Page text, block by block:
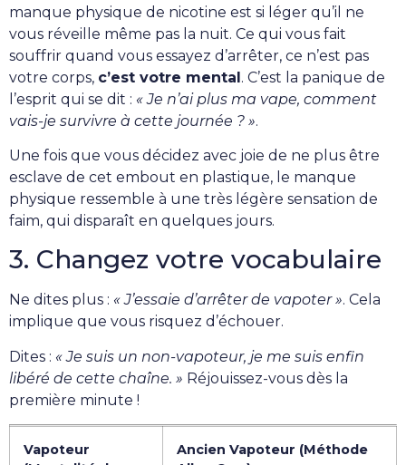
manque physique de nicotine est si léger qu’il ne
vous réveille même pas la nuit. Ce qui vous fait
souffrir quand vous essayez d’arrêter, ce n’est pas
votre corps, c’est votre mental. C’est la panique de
l’esprit qui se dit : « Je n’ai plus ma vape, comment
vais-je survivre à cette journée ? ».
Une fois que vous décidez avec joie de ne plus être
esclave de cet embout en plastique, le manque
physique ressemble à une très légère sensation de
faim, qui disparaît en quelques jours.
3. Changez votre vocabulaire
Ne dites plus : « J’essaie d’arrêter de vapoter ». Cela
implique que vous risquez d’échouer.
Dites : « Je suis un non-vapoteur, je me suis enfin
libéré de cette chaîne. » Réjouissez-vous dès la
première minute !
Vapoteur
Ancien Vapoteur (Méthode